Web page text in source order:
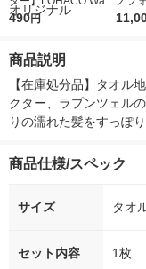
r（ロハコウォータ
シ） オリジナル
490円
5ｇ
商品説明
【在庫処分品】タオル
クター、ラプンツェル
りの濡れた髪をすっぽ
商品仕様/スペック
サイズ タオ
セット内容 1枚